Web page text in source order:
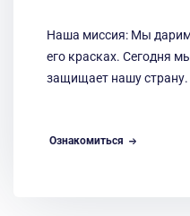
Наша миссия: Мы дарим
его красках. Сегодня
защищает нашу страну.
Ознакомиться